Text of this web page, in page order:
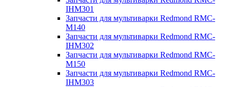
IHM301
Запчасти для мультиварки Redmond RMC-
M140
Запчасти для мультиварки Redmond RMC-
IHM302
Запчасти для мультиварки Redmond RMC-
M150
Запчасти для мультиварки Redmond RMC-
IHM303